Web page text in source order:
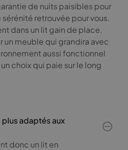
de nuits paisibles pour
sérénité retrouvée pour vous.
dans un lit gain de place,
un meuble qui grandira avec
aussi fonctionnel
choix qui paie sur le long
plus adaptés aux
donc un lit en